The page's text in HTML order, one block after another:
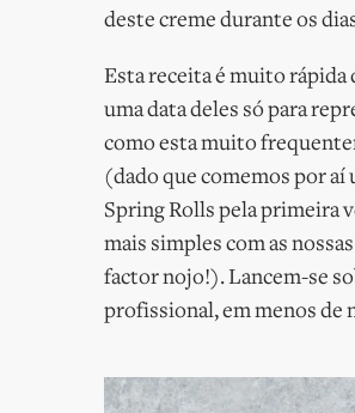
deste creme durante os
Esta receita é muito rápida
uma data deles só para
como esta muito
(dado que comemos por aí
Spring Rolls pela primeira
mais simples com as
factor nojo!). Lancem-se
profissional, em menos de